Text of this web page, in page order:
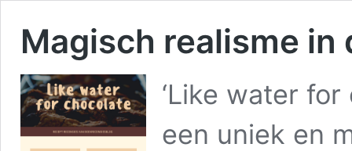
Magisch realisme in
‘Like water for
een uniek en